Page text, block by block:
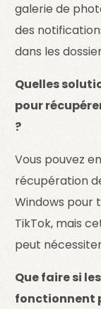
galerie de
des
dans les
Quelles
pour
?
Vous pouvez
récupération
Windows pour
TikTok, mais
peut
Que faire si
fonctionnent